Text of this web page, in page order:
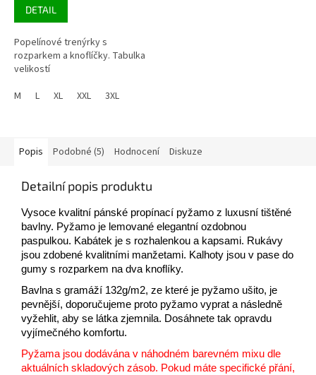
DETAIL
Popelínové trenýrky s
rozparkem a knoflíčky. Tabulka
velikostí
M
L XL XXL 3XL
Popis Podobné (5) Hodnocení Diskuze
Detailní popis produktu
Vysoce kvalitní pánské propínací pyžamo z luxusní tištěné
bavlny. Pyžamo je lemované elegantní ozdobnou
paspulkou. Kabátek je s rozhalenkou a kapsami. Rukávy
jsou zdobené kvalitními manžetami. Kalhoty jsou v pase do
gumy s rozparkem na dva knoflíky.
Bavlna s gramáží 132g/m2, ze které je pyžamo ušito, je
pevnější, doporučujeme proto pyžamo vyprat a následně
vyžehlit, aby se látka zjemnila. Dosáhnete tak opravdu
vyjímečného komfortu.
Pyžama jsou dodávána v náhodném barevném mixu dle
aktuálních skladových zásob. Pokud máte specifické přání,